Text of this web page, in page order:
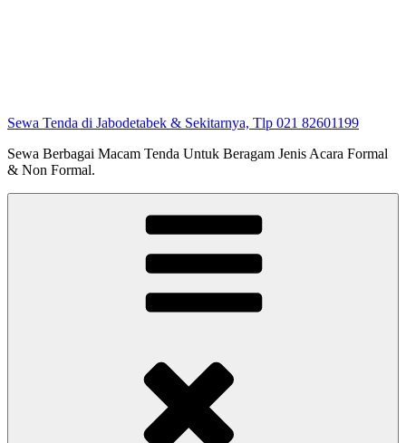
Sewa Tenda di Jabodetabek & Sekitarnya, Tlp 021 82601199
Sewa Berbagai Macam Tenda Untuk Beragam Jenis Acara Formal
& Non Formal.